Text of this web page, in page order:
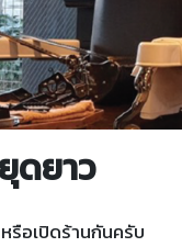
ดยาว
รือเปิดร้านกันครับ